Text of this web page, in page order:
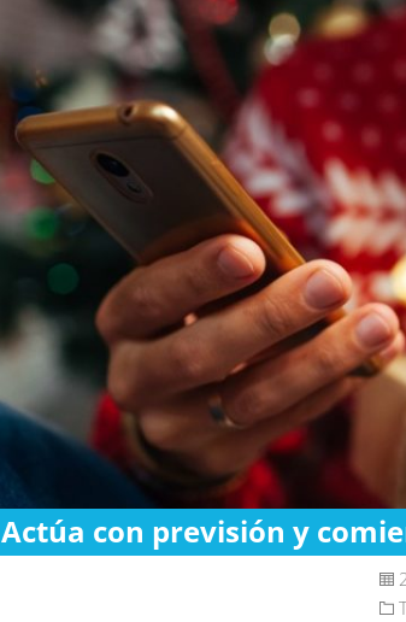
Actúa con previsión y